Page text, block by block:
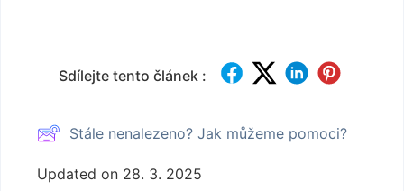
Sdílejte tento článek :
Stále nenalezeno? Jak můžeme pomoci?
Updated on 28. 3. 2025